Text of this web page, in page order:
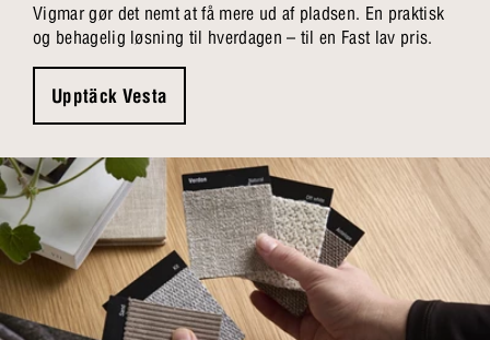
Vigmar gør det nemt at få mere ud af pladsen. En praktisk
og behagelig løsning til hverdagen – til en Fast lav pris.
Upptäck Vesta